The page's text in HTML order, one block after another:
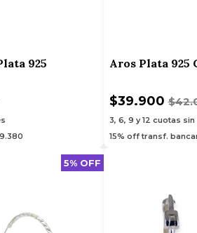
925
Aros Plata 925
$39.900
3, 6, 9 y 12 cuotas sin
15% off transf.
5% OFF